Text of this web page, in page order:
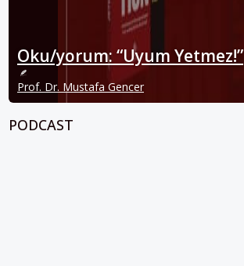
Oku/yorum: “Uyum Yetmez!”
Prof. Dr. Mustafa Gencer
PODCAST